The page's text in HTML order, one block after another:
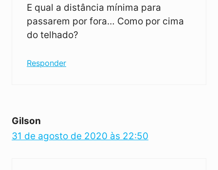
E qual a distância mínima para
passarem por fora… Como por cima
do telhado?
Responder
Gilson
31 de agosto de 2020 às 22:50